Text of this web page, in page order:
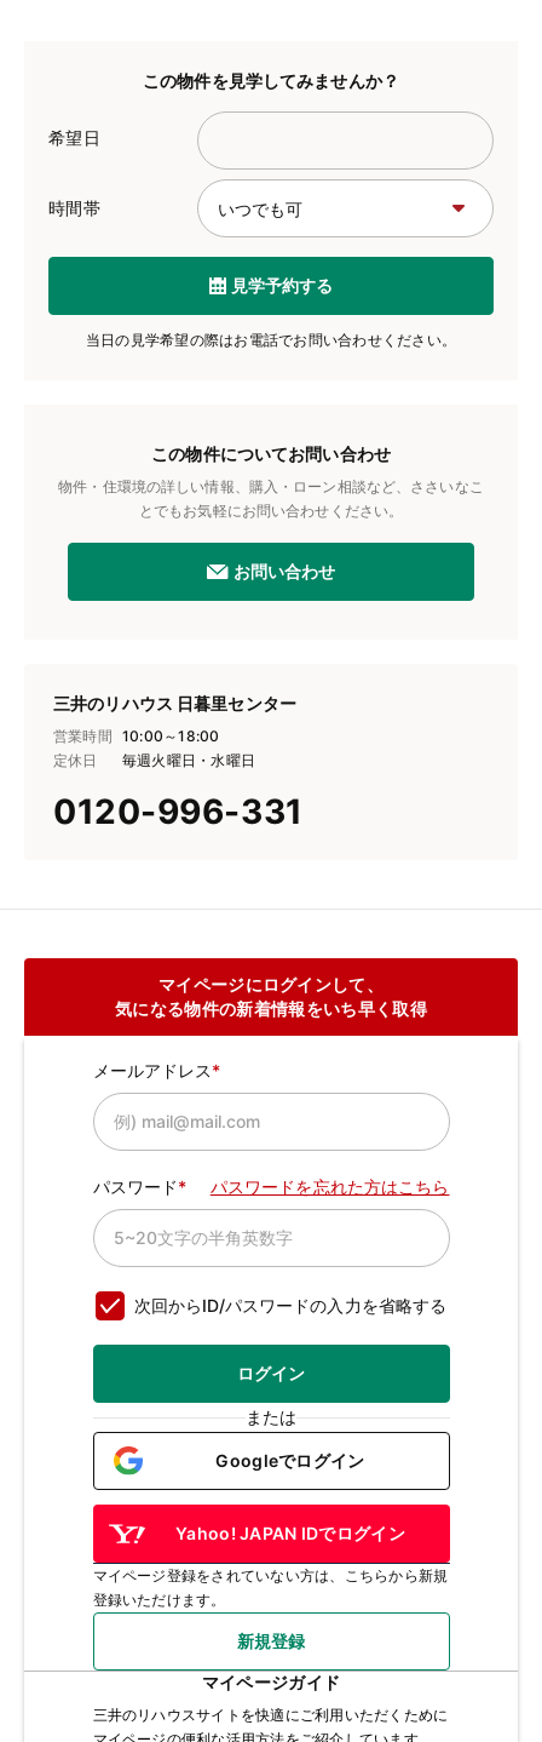
この物件を見学してみませんか？
希望日
時間帯
見学予約する
当日の見学希望の際はお電話でお問い合わせください。
この物件についてお問い合わせ
物件・住環境の詳しい情報、購入・ローン相談など、ささいなこ
とでもお気軽にお問い合わせください。
お問い合わせ
三井のリハウス 日暮里センター
営業時間 10:00～18:00
定休日
毎週火曜日・水曜日
0120-996-331
マイページにログインして、
気になる物件の新着情報をいち早く取得
メールアドレス
パスワード パスワードを忘れた方はこちら
次回からID/パスワードの入力を省略する
ログイン
または
Googleでログイン
Yahoo! JAPAN IDでログイン
マイページ登録をされていない方は、こちらから新規
登録いただけます。
新規登録
マイページガイド
三井のリハウスサイトを快適にご利用いただくために